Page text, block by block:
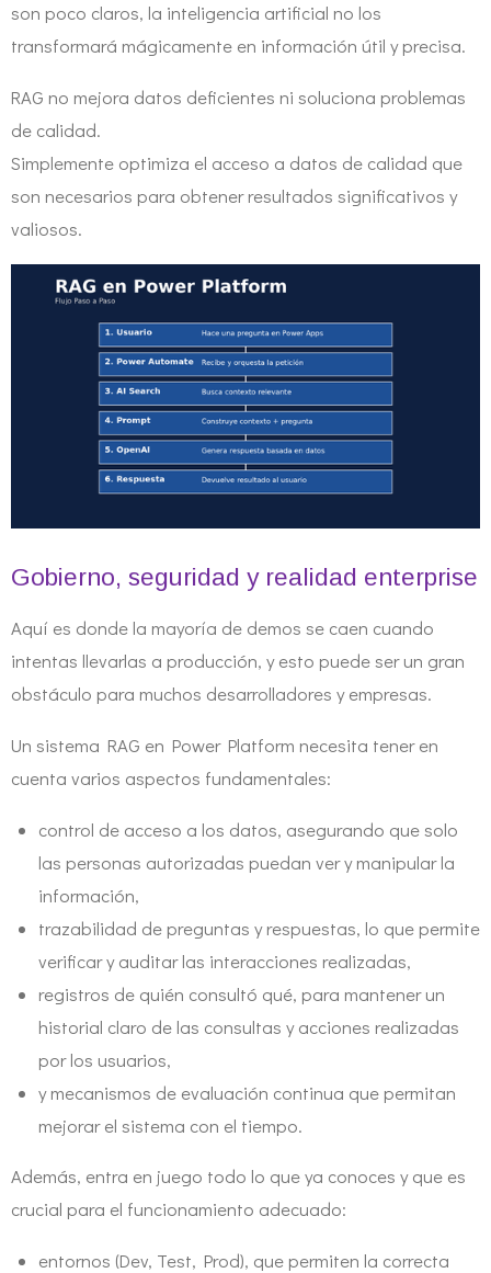
son poco claros, la inteligencia artificial no los
transformará mágicamente en información útil y precisa.
RAG no mejora datos deficientes ni soluciona problemas
de calidad.
Simplemente optimiza el acceso a datos de calidad que
son necesarios para obtener resultados significativos y
valiosos.
Gobierno, seguridad y realidad enterprise
Aquí es donde la mayoría de demos se caen cuando
intentas llevarlas a producción, y esto puede ser un gran
obstáculo para muchos desarrolladores y empresas.
Un sistema RAG en Power Platform necesita tener en
cuenta varios aspectos fundamentales:
control de acceso a los datos, asegurando que solo
las personas autorizadas puedan ver y manipular la
información,
trazabilidad de preguntas y respuestas, lo que permite
verificar y auditar las interacciones realizadas,
registros de quién consultó qué, para mantener un
historial claro de las consultas y acciones realizadas
por los usuarios,
y mecanismos de evaluación continua que permitan
mejorar el sistema con el tiempo.
Además, entra en juego todo lo que ya conoces y que es
crucial para el funcionamiento adecuado:
entornos (Dev, Test, Prod), que permiten la correcta